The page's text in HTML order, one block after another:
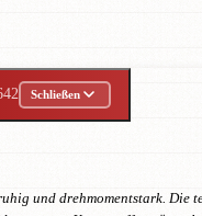
Schließen
und drehmomentstark.